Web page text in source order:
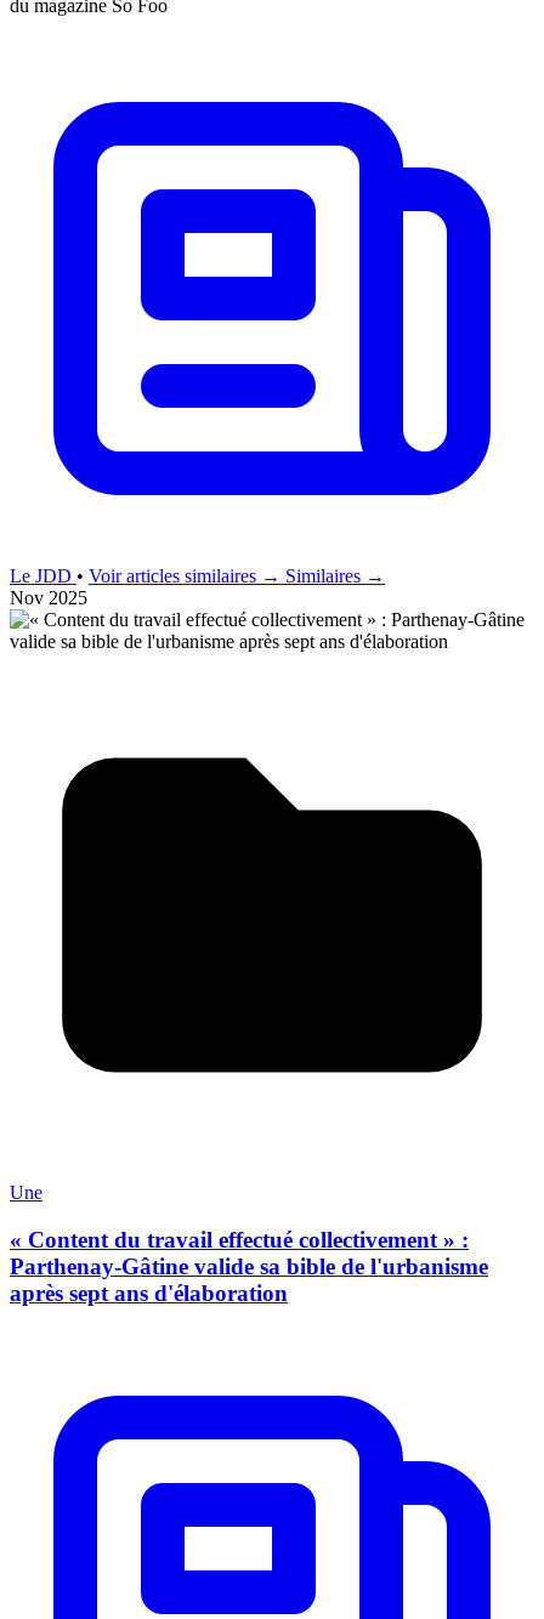
du magazine So Foo
Le JDD • Voir articles similaires → Similaires →
Nov 2025
Une
« Content du travail effectué collectivement » :
Parthenay-Gâtine valide sa bible de l'urbanisme
après sept ans d'élaboration